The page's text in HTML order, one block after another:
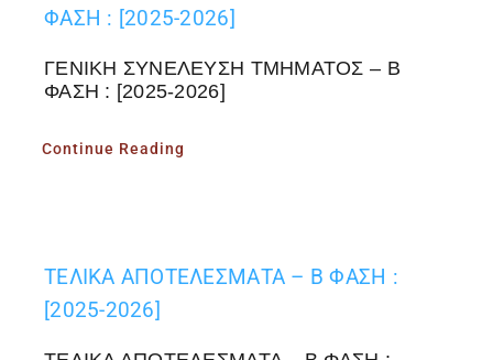
ΦΑΣΗ : [2025-2026]
ΓΕΝΙΚΗ ΣΥΝΕΛΕΥΣΗ ΤΜΗΜΑΤΟΣ – Β
ΦΑΣΗ : [2025-2026]
Continue Reading
ΤΕΛΙΚΑ ΑΠΟΤΕΛΕΣΜΑΤΑ – Β ΦΑΣΗ :
[2025-2026]